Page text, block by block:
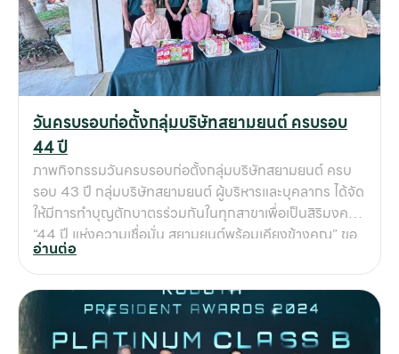
พัฒนาศักยภาพบุคลากรอย่างต่อเนื่อง ให้มีความรู้ ความ
สามารถ และความเชี่ยวชาญที่ทันต่อการเปลี่ยนแปลงของ
อุตสาหกรรมเกษตรและเครื่องจักรกลหนัก ✨ รางวัลที่ได้รับ
สะท้อนถึงมาตรฐานในการทำงานที่เป็นเลิศของพนักงาน
สยามยนต์ และยังเป็นการการันตีให้กับลูกค้าว่า ทุกการ
บริการจากสยามยนต์จะเต็มไปด้วยคุณภาพ ความเชี่ยวชาญ
และการดูแลเอาใจใส่อย่างดีที่สุด 🚜 พันธกิจของสยามยนต์:
ก้าวสู่การเป็นพันธมิตรที่ลูกค้าไว้วางใจ กลุ่มบริษัทสยาม
ยนต์จะยังคงเดินหน้าพัฒนาศักยภาพบุคลากรในทุกมิติ ไม่
ว่าจะเป็นงานขาย งานบริการ งานซ่อมบำรุง หรือการดูแล
อะไหล่ โดยมีเป้าหมายสำคัญคือการ ยกระดับมาตรฐานการให้
บริการ และการสร้างความมั่นใจให้กับลูกค้าว่า สยามยนต์คือ
พันธมิตรที่พร้อมจะอยู่เคียงข้างลูกค้าในทุกความสำเร็จ 📞
ติดต่อสอบถามรายละเอียดสินค้าคูโบต้า
วันครบรอบก่อตั้งกลุ่มบริษัทสยามยนต์ ครบรอบ
44 ปี
ภาพกิจกรรมวันครบรอบก่อตั้งกลุ่มบริษัทสยามยนต์ ครบ
รอบ 43 ปี กลุ่มบริษัทสยามยนต์ ผู้บริหารและบุคลากร ได้จัด
ให้มีการทำบุญตักบาตรร่วมกันในทุกสาขาเพื่อเป็นสิริมงคล
“44 ปี แห่งความเชื่อมั่น สยามยนต์พร้อมเคียงข้างคุณ” ขอ
ขอบคุณลูกค้าทุกท่าน ที่ไว้วางใจใช้บริการกับสยามยนต์มา
ตลอด 44 ปี เราขอสัญญาว่าจะมุ่งมั่นพัฒนาบริการ และ
ความเชี่ยวชาญด้านเครื่องจักรกลฯ พร้อมดำเนินธุรกิจที่รับ
ผิดชอบต่อสังคมและสิ่งแวดล้อม เพื่อตอบโจทย์ธุรกิจของ
ลูกค้าให้เติบโตร่วมกันอย่างยั่งยืน
อ่านต่อ